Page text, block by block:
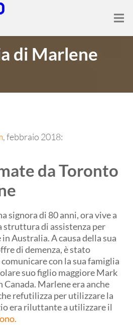
di Marlene
, febbraio 2018:
da Toronto
signora di 80 anni, ora vive a
struttura di assistenza per
Australia. A causa della sua
di demenza, è stato
con la sua famiglia
suo figlio maggiore Mark
Canada. Marlene era anche
refutilizza per utilizzare la
era riluttante a utilizzare il